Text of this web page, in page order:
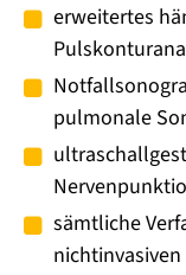
erweitertes
pulmonale
sämtliche